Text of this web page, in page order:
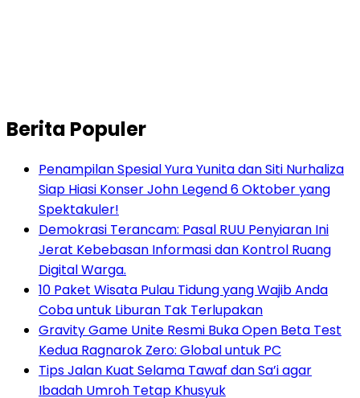
Berita Populer
Penampilan Spesial Yura Yunita dan Siti Nurhaliza
Siap Hiasi Konser John Legend 6 Oktober yang
Spektakuler!
Demokrasi Terancam: Pasal RUU Penyiaran Ini
Jerat Kebebasan Informasi dan Kontrol Ruang
Digital Warga.
10 Paket Wisata Pulau Tidung yang Wajib Anda
Coba untuk Liburan Tak Terlupakan
Gravity Game Unite Resmi Buka Open Beta Test
Kedua Ragnarok Zero: Global untuk PC
Tips Jalan Kuat Selama Tawaf dan Sa’i agar
Ibadah Umroh Tetap Khusyuk